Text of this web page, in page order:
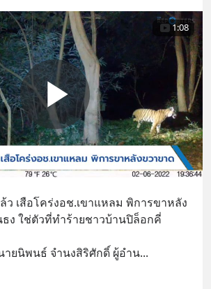
1:08
ล้ว เสือโคร่งอช.เขาแหลม พิการขาหลัง
ง ใช่ตัวที่ทำร้ายชาวบ้านปิล็อกคี่
ายนิพนธ์ จำนงสิริศักดิ์ ผู้อำน...